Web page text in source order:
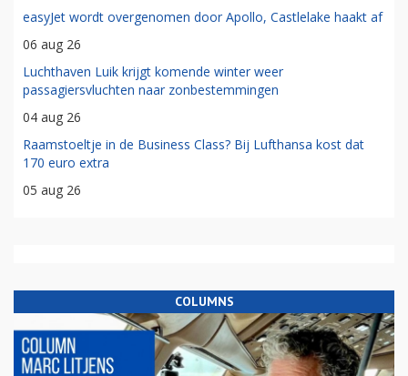
easyJet wordt overgenomen door Apollo, Castlelake haakt af
06 aug 26
Luchthaven Luik krijgt komende winter weer
passagiersvluchten naar zonbestemmingen
04 aug 26
Raamstoeltje in de Business Class? Bij Lufthansa kost dat
170 euro extra
05 aug 26
COLUMNS